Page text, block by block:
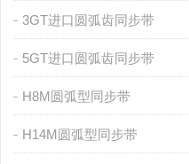
3GT进口圆弧齿同步带
5GT进口圆弧齿同步带
H8M圆弧型同步带
H14M圆弧型同步带